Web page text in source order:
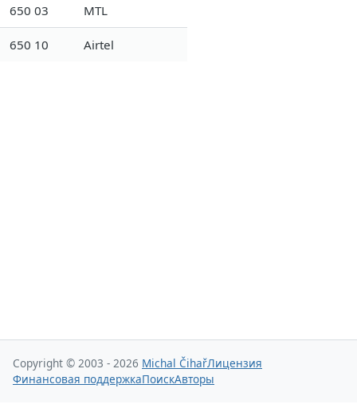
650 03 MTL
650 10 Airtel
Copyright © 2003 - 2026 Michal ČihařЛицензия
Финансовая поддержкаПоискАвторы